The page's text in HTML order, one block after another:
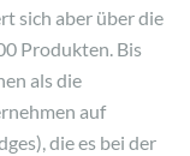
sich aber über die
Produkten. Bis
als die
auf
die es bei der